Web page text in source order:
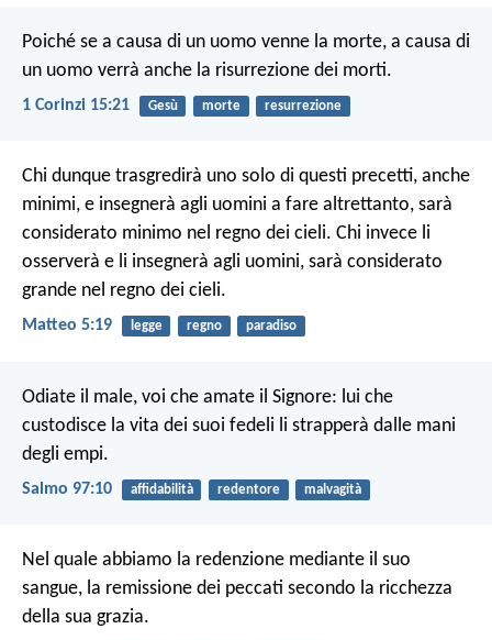
Poiché se a causa di un uomo venne la morte, a causa di
un uomo verrà anche la risurrezione dei morti.
1 Corinzi 15:21 Gesù morte resurrezione
Chi dunque trasgredirà uno solo di questi precetti, anche
minimi, e insegnerà agli uomini a fare altrettanto, sarà
considerato minimo nel regno dei cieli. Chi invece li
osserverà e li insegnerà agli uomini, sarà considerato
grande nel regno dei cieli.
Matteo 5:19 legge regno paradiso
Odiate il male, voi che amate il Signore: lui che
custodisce la vita dei suoi fedeli li strapperà dalle mani
degli empi.
Salmo 97:10 affidabilità redentore malvagità
Nel quale abbiamo la redenzione mediante il suo
sangue, la remissione dei peccati secondo la ricchezza
della sua grazia.